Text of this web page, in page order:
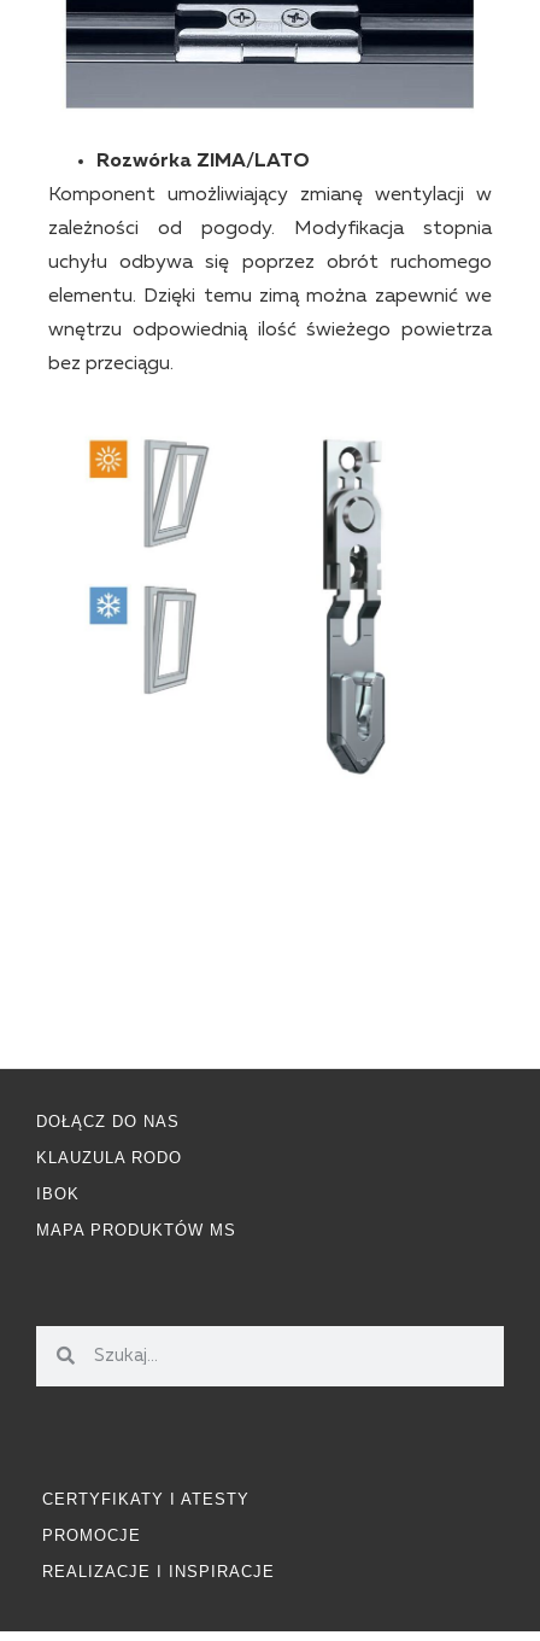
Rozwórka ZIMA/LATO
Komponent umożliwiający zmianę wentylacji w
zależności od pogody. Modyfikacja stopnia
uchyłu odbywa się poprzez obrót ruchomego
elementu. Dzięki temu zimą można zapewnić we
wnętrzu odpowiednią ilość świeżego powietrza
bez przeciągu.
DOŁĄCZ DO NAS
KLAUZULA RODO
IBOK
MAPA PRODUKTÓW MS
CERTYFIKATY I ATESTY
PROMOCJE
REALIZACJE I INSPIRACJE